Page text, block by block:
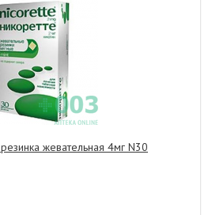
жевательная 4мг N30